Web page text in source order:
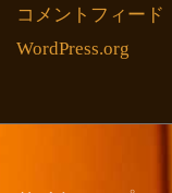
コメントフィード
WordPress.org